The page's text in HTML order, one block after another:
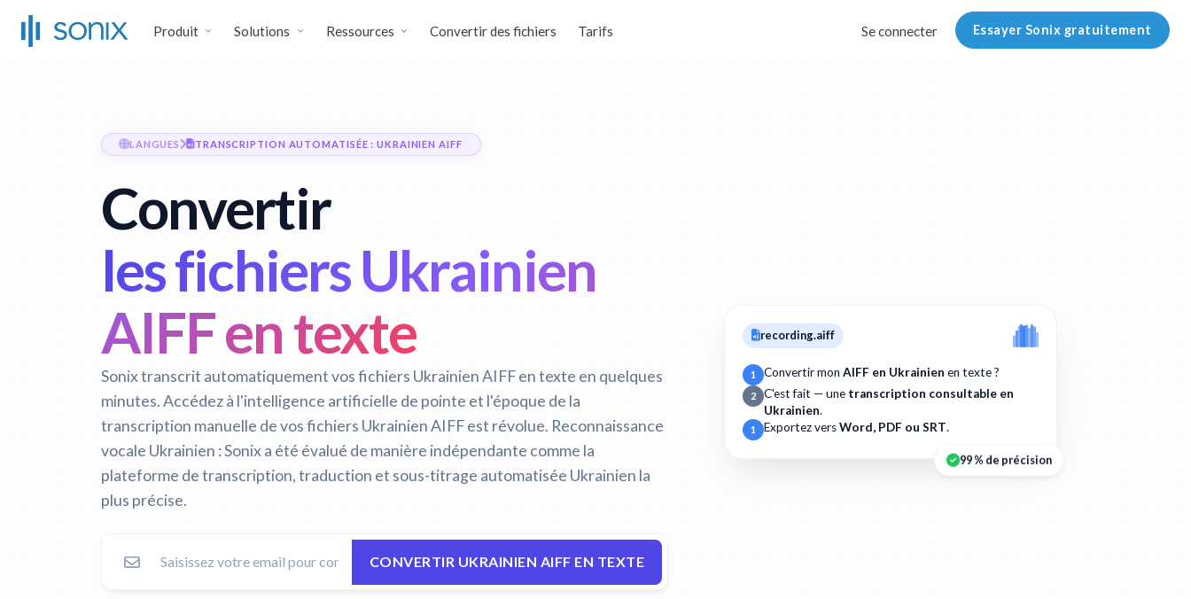
Produit Solutions Ressources Convertir des fichiers Tarifs Se connecter Essayer Sonix gratuitement
LANGUES TRANSCRIPTION AUTOMATISÉE : UKRAINIEN AIFF
Convertir
les fichiers Ukrainien
AIFF en texte
Sonix transcrit automatiquement vos fichiers Ukrainien AIFF en texte en quelques
minutes. Accédez à l'intelligence artificielle de pointe et l'époque de la
transcription manuelle de vos fichiers Ukrainien AIFF est révolue. Reconnaissance
vocale Ukrainien :Sonix a été évalué de manière indépendante comme la
plateforme de transcription, traduction et sous-titrage automatisée Ukrainien la
plus précise.
CONVERTIR UKRAINIEN AIFF EN TEXTE
recording.aiff
1 Convertir mon AIFF en Ukrainien en texte ?
2 C'est fait — une transcription consultable en
Ukrainien.
1 Exportez versWord, PDF ou SRT.
99 % de précision